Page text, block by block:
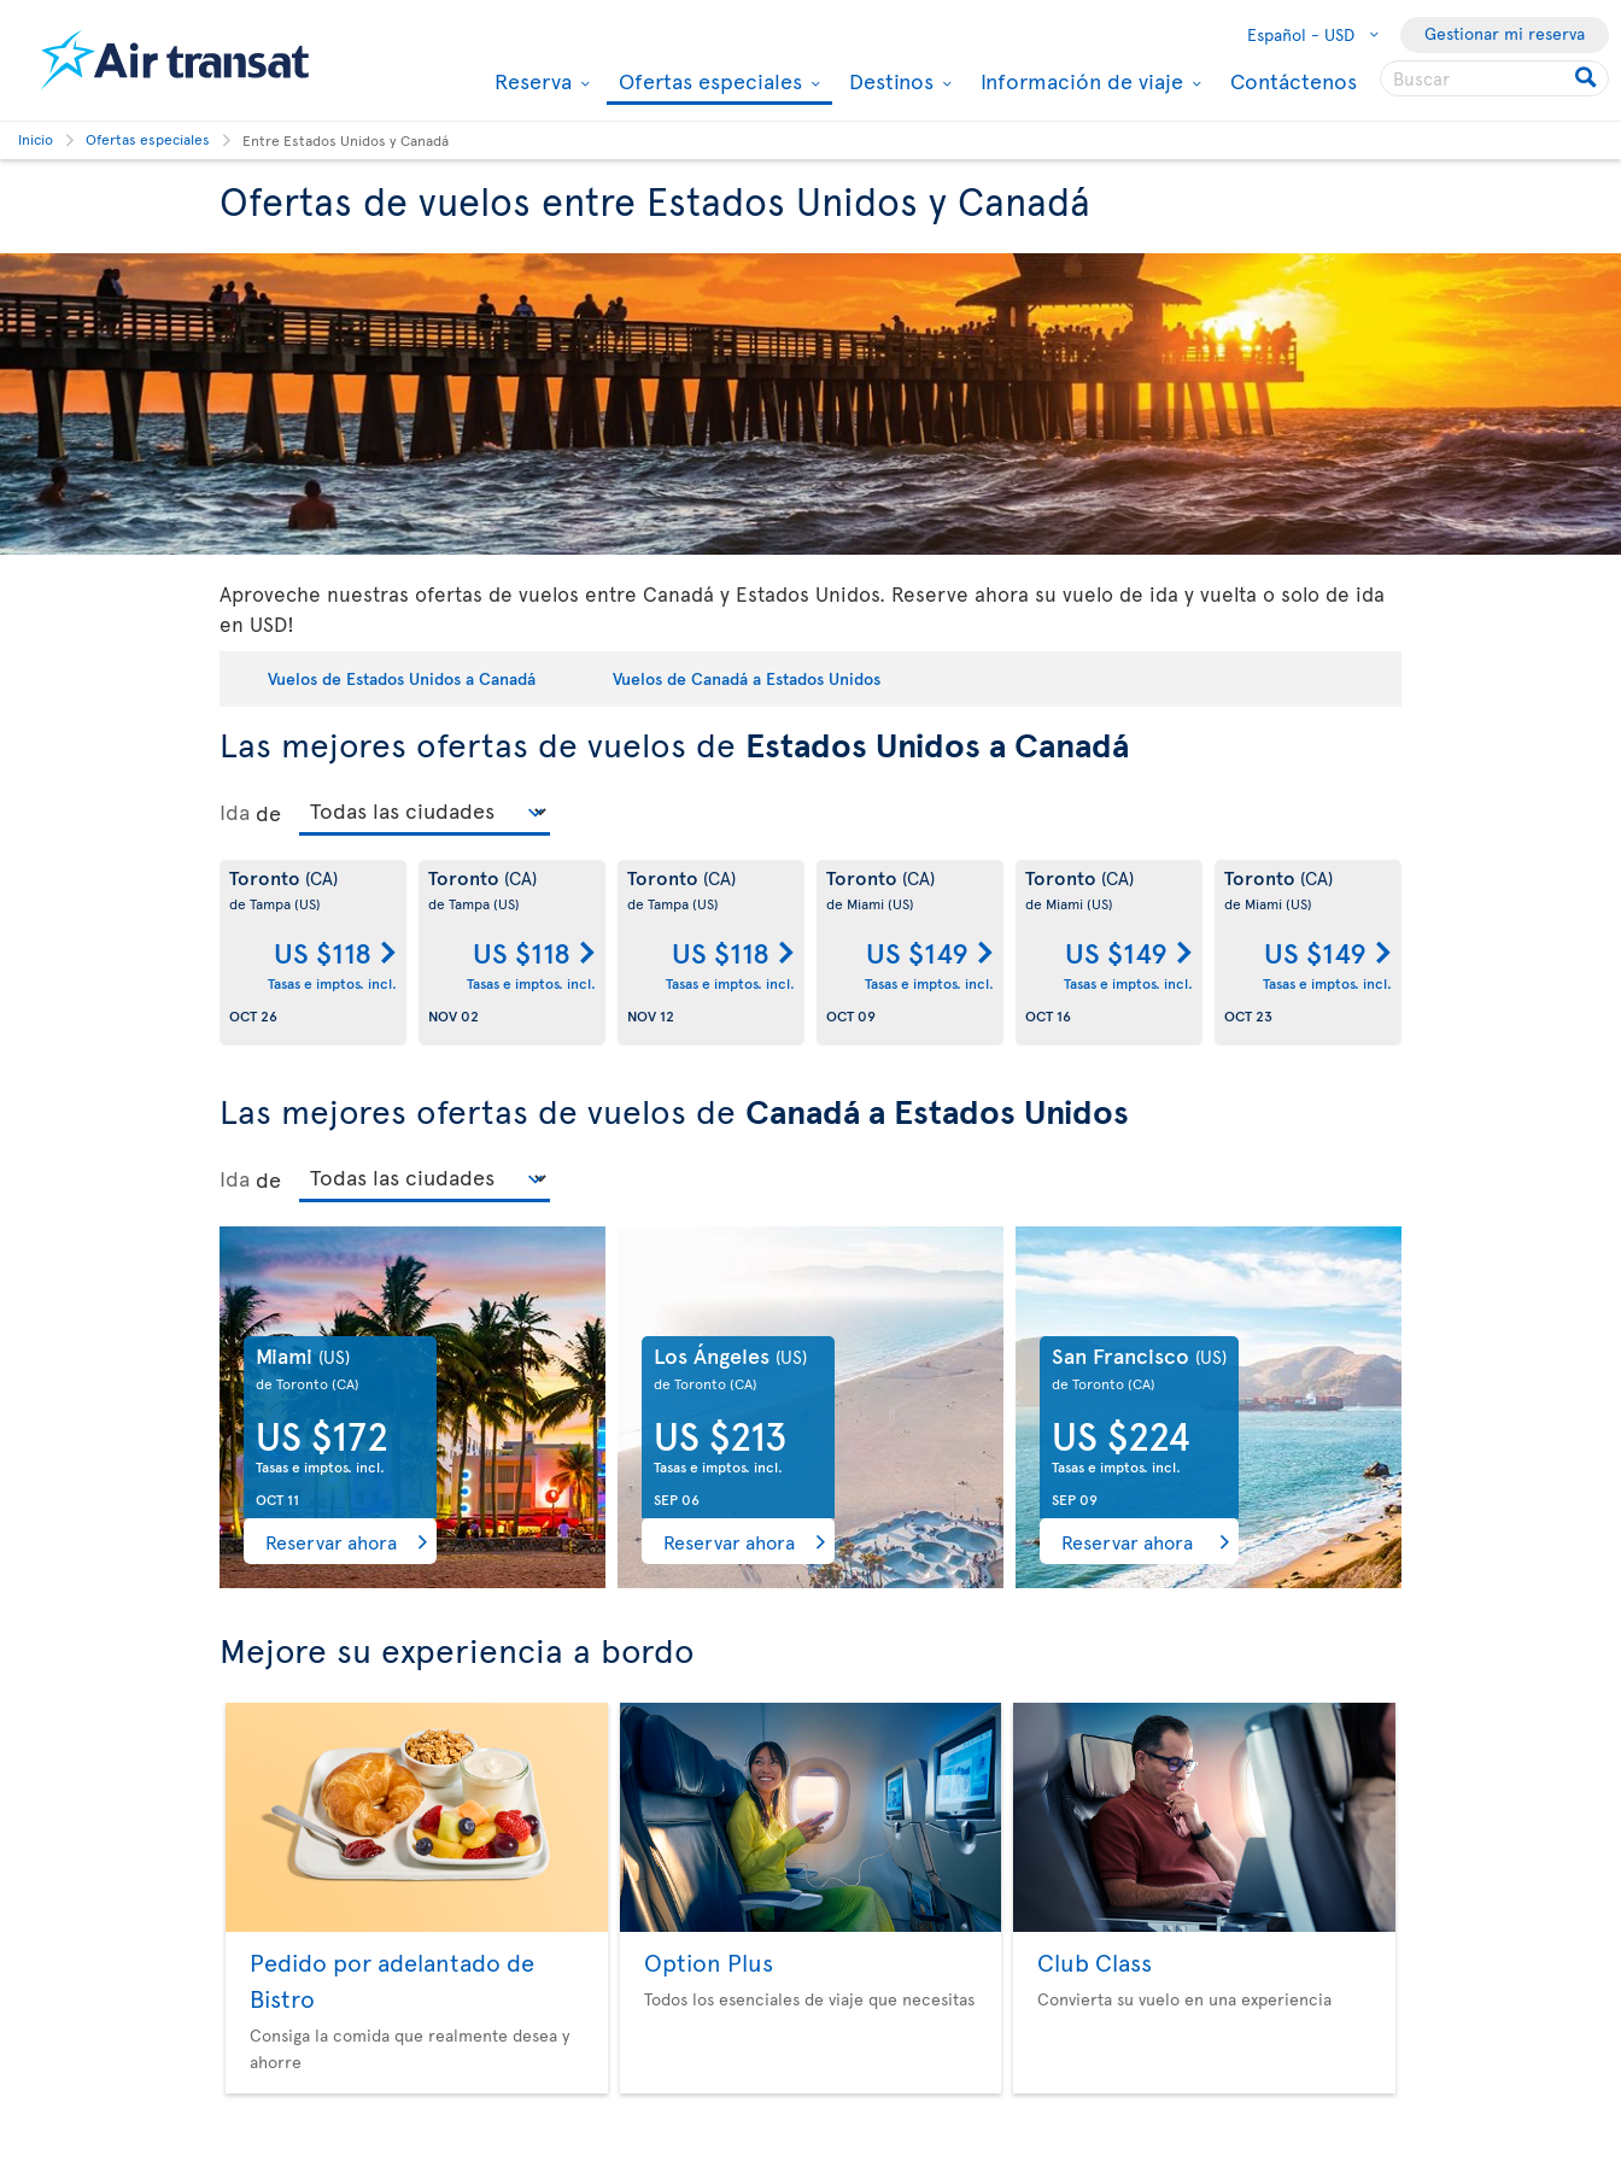
Español - USD Gestionar mi reserva
Reserva Ofertas especiales Destinos Información de viaje Contáctenos
Inicio Ofertas especiales Entre Estados Unidos y Canadá
Ofertas de vuelos entre Estados Unidos y Canadá
Aproveche nuestras ofertas de vuelos entre Canadá y Estados Unidos. Reserve ahora su vuelo de ida y vuelta o solo de ida
en USD!
Vuelos de Estados Unidos a Canadá Vuelos de Canadá a Estados Unidos
Las mejores ofertas de vuelos de Estados Unidos a Canadá
Ida de
Toronto (CA)
de Tampa(US)
US $118
Tasas e imptos. incl.
OCT 26
Toronto (CA)
de Tampa(US)
US $118
Tasas e imptos. incl.
NOV 02
Toronto (CA)
de Tampa(US)
US $118
Tasas e imptos. incl.
NOV 12
Toronto (CA)
de Miami(US)
US $149
Tasas e imptos. incl.
OCT 09
Toronto (CA)
de Miami(US)
US $149
Tasas e imptos. incl.
OCT 16
Toronto (CA)
de Miami(US)
US $149
Tasas e imptos. incl.
OCT 23
Las mejores ofertas de vuelos de Canadá a Estados Unidos
Ida de
Miami (US)
de Toronto(CA)
US $172
Tasas e imptos. incl.
OCT 11
Reservar ahora
Los Ángeles (US)
de Toronto(CA)
US $213
Tasas e imptos. incl.
SEP 06
Reservar ahora
San Francisco (US)
de Toronto(CA)
US $224
Tasas e imptos. incl.
SEP 09
Reservar ahora
Mejore su experiencia a bordo
Pedido por adelantado de
Bistro
Consiga la comida que realmente desea y
ahorre
Option Plus
Todos los esenciales de viaje que necesitas
Club Class
Convierta su vuelo en una experiencia